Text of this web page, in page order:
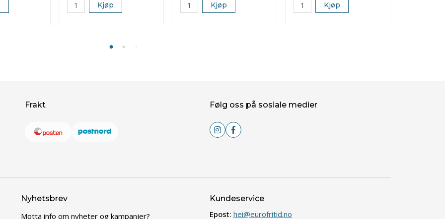
Kjøp Kjøp Kjøp
Frakt Følg oss på sosiale medier
Nyhetsbrev
Motta info om nyheter og kampanjer?
Kundeservice
Epost: hei@eurofritid.no